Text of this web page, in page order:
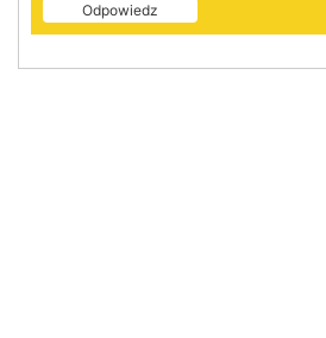
Odpowiedz